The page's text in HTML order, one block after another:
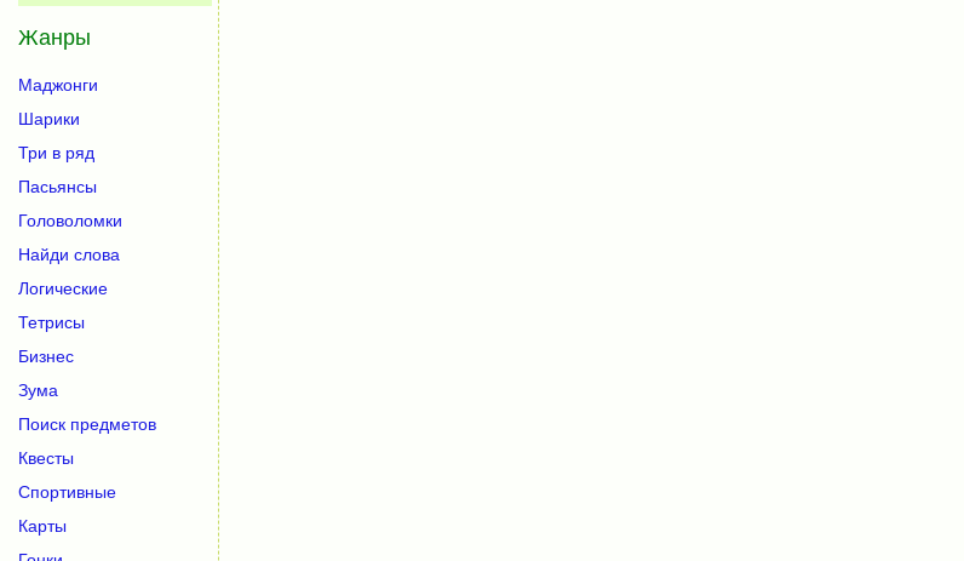
Жанры
Маджонги
Шарики
Три в ряд
Пасьянсы
Головоломки
Найди слова
Логические
Тетрисы
Бизнес
Зума
Поиск предметов
Квесты
Спортивные
Карты